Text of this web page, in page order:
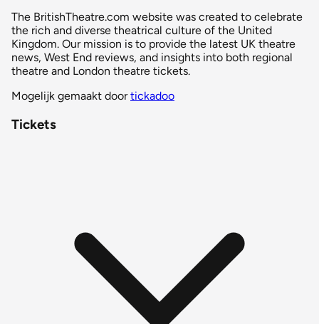
The BritishTheatre.com website was created to celebrate
the rich and diverse theatrical culture of the United
Kingdom. Our mission is to provide the latest UK theatre
news, West End reviews, and insights into both regional
theatre and London theatre tickets.
Mogelijk gemaakt doortickadoo
Tickets